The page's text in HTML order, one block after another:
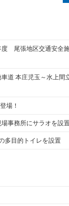
度 尾張地区交通安全
道 本庄児玉～水上間
場！
事務所にサラオを設
多目的トイレを設置